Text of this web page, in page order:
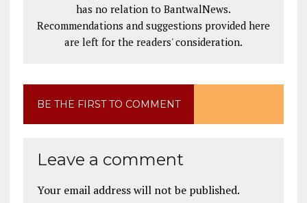
has no relation to BantwalNews.
Recommendations and suggestions provided here
are left for the readers' consideration.
BE THE FIRST TO COMMENT
Leave a comment
Your email address will not be published.